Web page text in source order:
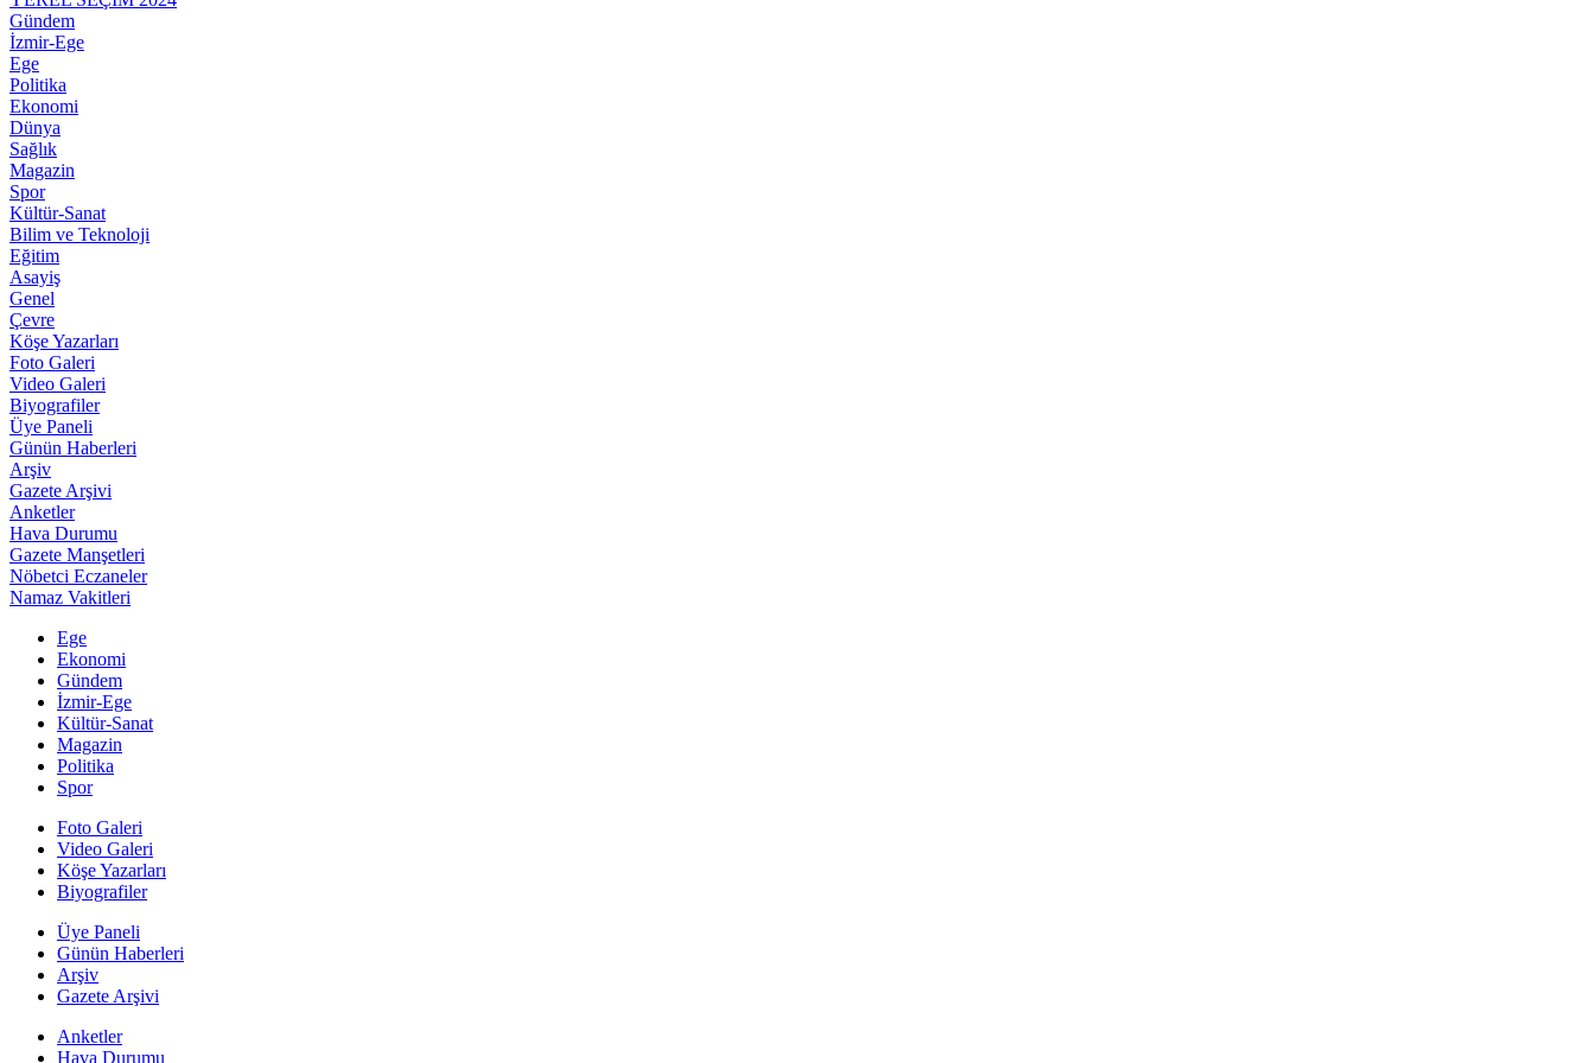
Gündem
İzmir-Ege
Ege
Politika
Ekonomi
Dünya
Sağlık
Magazin
Spor
Kültür-Sanat
Bilim ve Teknoloji
Eğitim
Asayiş
Genel
Çevre
Köşe Yazarları
Foto Galeri
Video Galeri
Biyografiler
Üye Paneli
Günün Haberleri
Arşiv
Gazete Arşivi
Anketler
Hava Durumu
Gazete Manşetleri
Nöbetci Eczaneler
Namaz Vakitleri
Ege
Ekonomi
Gündem
İzmir-Ege
Kültür-Sanat
Magazin
Politika
Spor
Foto Galeri
Video Galeri
Köşe Yazarları
Biyografiler
Üye Paneli
Günün Haberleri
Arşiv
Gazete Arşivi
Anketler
Hava Durumu